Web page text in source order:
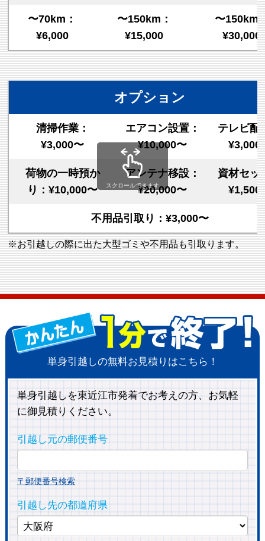
〜70km：
¥6,000
〜150km：
¥15,000
〜150km
¥30,000
オプション
清掃作業：
¥3,000〜
エアコン設置：
¥10,000〜
テレビ配
¥3,000
荷物の一時預か
り：¥10,000〜
アンテナ移設：
¥20,000〜
資材セッ
¥1,500
不用品引取り：¥3,000〜
スクロールできます
※お引越しの際に出た大型ゴミや不用品も引取ります。
単身引越しの無料お見積りはこちら！
単身引越しを東近江市発着でお考えの方、お気軽
に御見積りください。
引越し元の郵便番号
〒郵便番号検索
引越し先の都道府県